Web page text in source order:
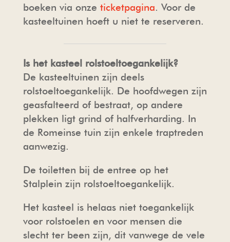
boeken via onze ticketpagina. Voor de
kasteeltuinen hoeft u niet te reserveren.
Is het kasteel rolstoeltoegankelijk?
De kasteeltuinen zijn deels
rolstoeltoegankelijk. De hoofdwegen zijn
geasfalteerd of bestraat, op andere
plekken ligt grind of halfverharding. In
de Romeinse tuin zijn enkele traptreden
aanwezig.
De toiletten bij de entree op het
Stalplein zijn rolstoeltoegankelijk.
Het kasteel is helaas niet toegankelijk
voor rolstoelen en voor mensen die
slecht ter been zijn, dit vanwege de vele